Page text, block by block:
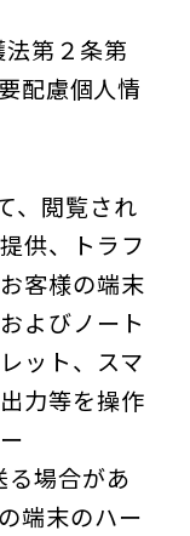
第２条第
配慮個人情
、閲覧され
供、トラフ
客様の端末
よびノート
ット、スマ
力等を操作
る場合があ
端末のハー